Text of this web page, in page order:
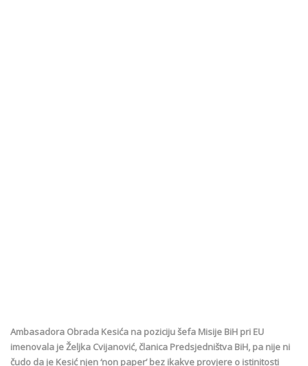
Ambasadora Obrada Kesića na poziciju šefa Misije BiH pri EU
imenovala je Željka Cvijanović, članica Predsjedništva BiH, pa nije ni
čudo da je Kesić njen ‘non paper’ bez ikakve provjere o istinitosti